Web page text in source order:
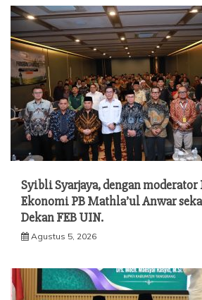
Syibli Syarjaya, dengan moderator
Ekonomi PB Mathla’ul Anwar
Dekan FEB UIN.
Agustus 5, 2026